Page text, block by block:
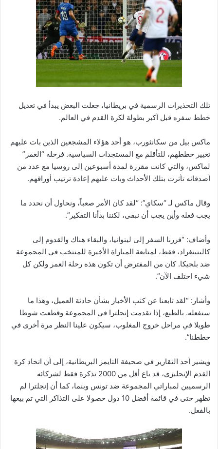
تلك التحذيرات الرسمية في بريطانيا، جعلت البعض يبدأ في تعديل
خطط سفره قبل أكبر بطولة لكرة القدم في العالم.
ماكس بيل من سكانثورب، هو أحد هؤلاء المشجعين الذين بات عليهم
تغيير خططهم، للتأقلم مع المستجدات السياسية. فرحلة “العمر”
لماكس، والتي كانت مقررة لمدة أسبوعين إلى روسيا مع عدد من
أصدقائه تأثرت بتلك الأحداث وبات عليهم إعادة ترتيب أوراقهم.
وقال ماكس لـ “سكاي”: “لقد كان الأمر صعباً، ونحاول أن نحدد ما
يجب فعله وأين يجب أن نبقى، لكننا بدأنا التفكير”.
وأضاف: “قررنا السفر إلى ليتوانيا، والبقاء هناك والقدوم إلى
كالينينغراد، فقط، لمتابعة المباراة الأخيرة للمنتخب في المجموعة
ضد بلجيكا. كان من المفترض أن تكون هذه رحلة العمر ولكن كل
شيء اختلف الآن”.
وأشار: “لقد تابعنا عن كثب الأخبار بشأن حادثة العميل، وهذا ما
سنفعله. بالطبع، إذا تقدمت إنجلترا في المجموعة وقطعت شوطا
طويلا في مراحل خروج المغلوب، سيكون علينا النظر مرة أخرى في
خططنا”.
ويشير أحد التقارير في صحيفة التايمز البريطانية، إلى أن اتحاد كرة
القدم الإنجليزي، قد باع أقل من 2000 تذكرة فقط لشركائه
الرسميين لمباراتي المجموعة ضد تونس وبنما، كما أن إنجلترا لم
تظهر حتى في قائمة أفضل 10 دول حصولا على التذاكر التي تم بيعها
بالفعل.